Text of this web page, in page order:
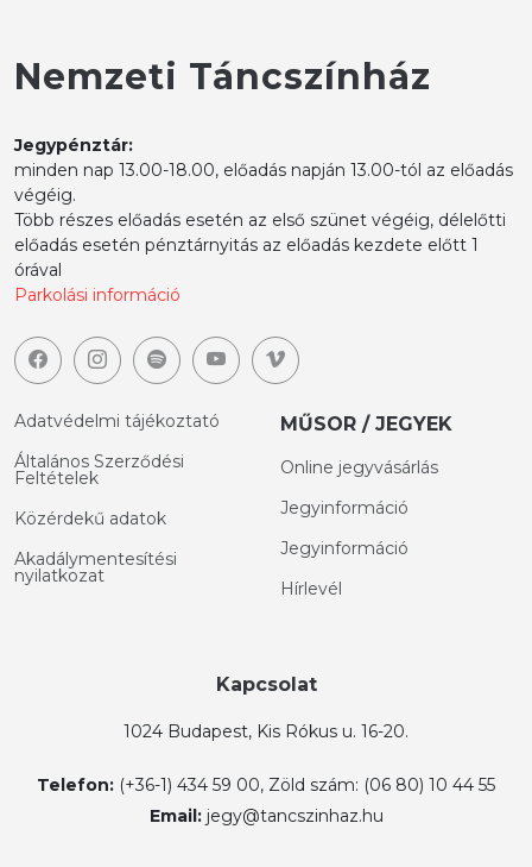
Nemzeti Táncszínház
Jegypénztár:
minden nap 13.00-18.00, előadás napján 13.00-tól az előadás
végéig.
Több részes előadás esetén az első szünet végéig, délelőtti
előadás esetén pénztárnyitás az előadás kezdete előtt 1
órával
Parkolási információ
Adatvédelmi tájékoztató
Általános Szerződési
Feltételek
Közérdekű adatok
Akadálymentesítési
nyilatkozat
MŰSOR / JEGYEK
Online jegyvásárlás
Jegyinformáció
Jegyinformáció
Hírlevél
Kapcsolat
1024 Budapest, Kis Rókus u. 16-20.
Telefon: (+36-1) 434 59 00, Zöld szám: (06 80) 10 44 55
Email: jegy@tancszinhaz.hu